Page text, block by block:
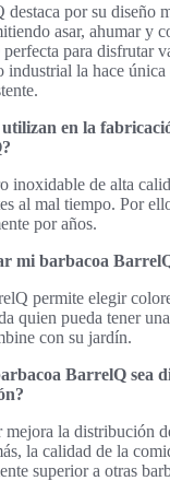
destaca por su diseño
asar, ahumar y
para disfrutar
industrial la hace
utilizan en la
inoxidable de alta
al mal tiempo. Por
por años.
mi barbacoa
permite elegir
quien pueda tener
con su jardín.
BarrelQ sea
mejora la distribución
la calidad de la
superior a otras